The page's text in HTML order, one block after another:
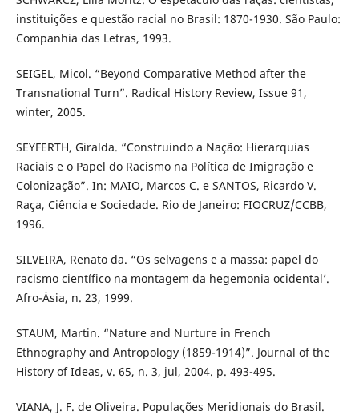
instituições e questão racial no Brasil: 1870-1930. São Paulo:
Companhia das Letras, 1993.
SEIGEL, Micol. “Beyond Comparative Method after the
Transnational Turn”. Radical History Review, Issue 91,
winter, 2005.
SEYFERTH, Giralda. “Construindo a Nação: Hierarquias
Raciais e o Papel do Racismo na Política de Imigração e
Colonização”. In: MAIO, Marcos C. e SANTOS, Ricardo V.
Raça, Ciência e Sociedade. Rio de Janeiro: FIOCRUZ/CCBB,
1996.
SILVEIRA, Renato da. “Os selvagens e a massa: papel do
racismo científico na montagem da hegemonia ocidental’.
Afro-Ásia, n. 23, 1999.
STAUM, Martin. “Nature and Nurture in French
Ethnography and Antropology (1859-1914)”. Journal of the
History of Ideas, v. 65, n. 3, jul, 2004. p. 493-495.
VIANA, J. F. de Oliveira. Populações Meridionais do Brasil.